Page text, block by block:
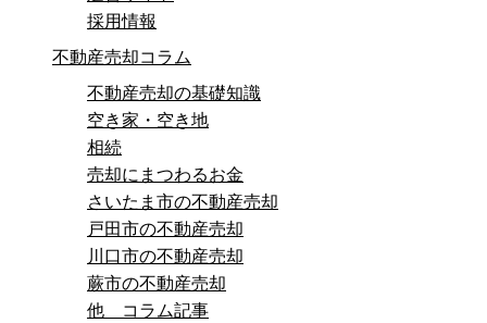
採用情報
不動産売却コラム
不動産売却の基礎知識
空き家・空き地
相続
売却にまつわるお金
さいたま市の不動産売却
戸田市の不動産売却
川口市の不動産売却
蕨市の不動産売却
他 コラム記事